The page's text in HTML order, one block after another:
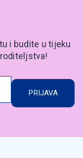
i budite u tijeku
PRIJAVA